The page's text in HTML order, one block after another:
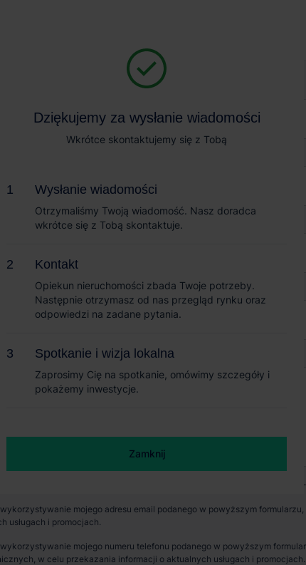
Tyniec Mały
Dziękujemy za wysłanie wiadomości
Wkrótce skontaktujemy się z Tobą
Wysłanie wiadomości
Otrzymaliśmy Twoją wiadomość. Nasz doradca
wkrótce się z Tobą skontaktuje.
Kontakt
Opiekun nieruchomości zbada Twoje potrzeby.
Następnie otrzymasz od nas przegląd rynku oraz
odpowiedzi na zadane pytania.
Spotkanie i wizja lokalna
Zaprosimy Cię na spotkanie, omówimy szczegóły i
pokażemy inwestycje.
Zamknij
jest CBRE sp. z o. o. z siedzibą w Warszawie, Rondo Daszyńskiego 1,
mojego adresu email podanego w powyższym
usługach i promocjach.
mojego numeru telefonu podanego w powyższym
w celu przekazania informacji o aktualnych usługach i promocjach.
Dziękujemy za wysłanie wiadomości
Wkrótce skontaktujemy się z Tobą
Wysłanie wiadomości
Otrzymaliśmy Twoją wiadomość. Nasz doradca
wkrótce się z Tobą skontaktuje.
Kontakt
Opiekun nieruchomości zbada Twoje potrzeby.
Następnie otrzymasz od nas przegląd rynku oraz
odpowiedzi na zadane pytania.
Spotkanie i wizja lokalna
Zaprosimy Cię na spotkanie, omówimy szczegóły i
pokażemy inwestycje.
Zamknij